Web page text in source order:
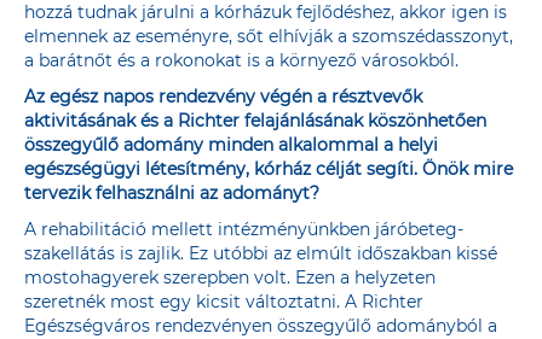
hozzá tudnak járulni a kórházuk fejlődéshez, akkor igen is
elmennek az eseményre, sőt elhívják a szomszédasszonyt,
a barátnőt és a rokonokat is a környező városokból.
Az egész napos rendezvény végén a résztvevők
aktivitásának és a Richter felajánlásának köszönhetően
összegyűlő adomány minden alkalommal a helyi
egészségügyi létesítmény, kórház célját segíti. Önök mire
tervezik felhasználni az adományt?
A rehabilitáció mellett intézményünkben járóbeteg-
szakellátás is zajlik. Ez utóbbi az elmúlt időszakban kissé
mostohagyerek szerepben volt. Ezen a helyzeten
szeretnék most egy kicsit változtatni. A Richter
Egészségváros rendezvényen összegyűlő adományból a